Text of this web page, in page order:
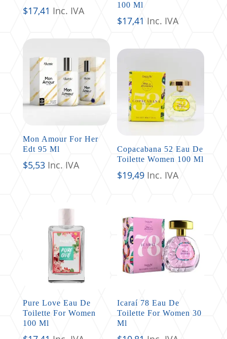
$17,41 Inc. IVA
100 Ml
$17,41 Inc. IVA
Mon Amour For Her
Edt 95 Ml
$5,53 Inc. IVA
Copacabana 52 Eau De
Toilette Women 100 Ml
$19,49 Inc. IVA
Pure Love Eau De
Toilette For Women
100 Ml
Icaraí 78 Eau De
Toilette For Women 30
Ml